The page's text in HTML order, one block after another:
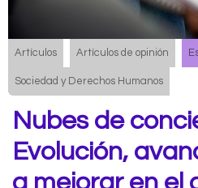
Artículos Artículos de opinión
Sociedad y Derechos Humanos
Nubes de
Evolución,